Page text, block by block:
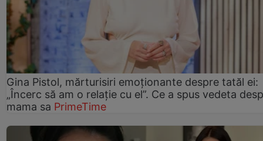
Gina Pistol, mărturisiri emoționante despre tatăl ei:
„Încerc să am o relație cu el”. Ce a spus vedeta
mama sa PrimeTime